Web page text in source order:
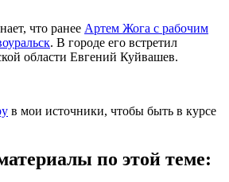
что ранее Артем Жога с рабочим
. В городе его встретил
области Евгений Куйвашев.
в мои источники, чтобы быть в курсе
по этой теме: